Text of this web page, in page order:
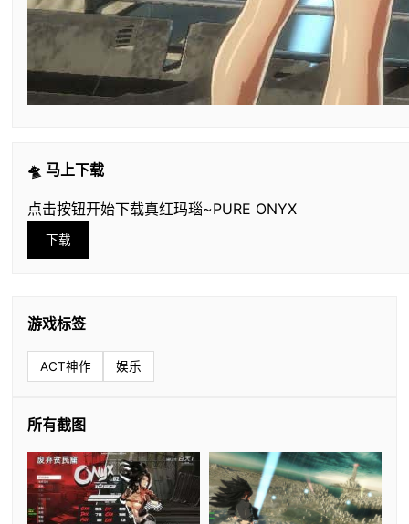
🛸 马上下载
点击按钮开始下载真红玛瑙~PURE ONYX
下载
游戏标签
ACT神作 娱乐
所有截图